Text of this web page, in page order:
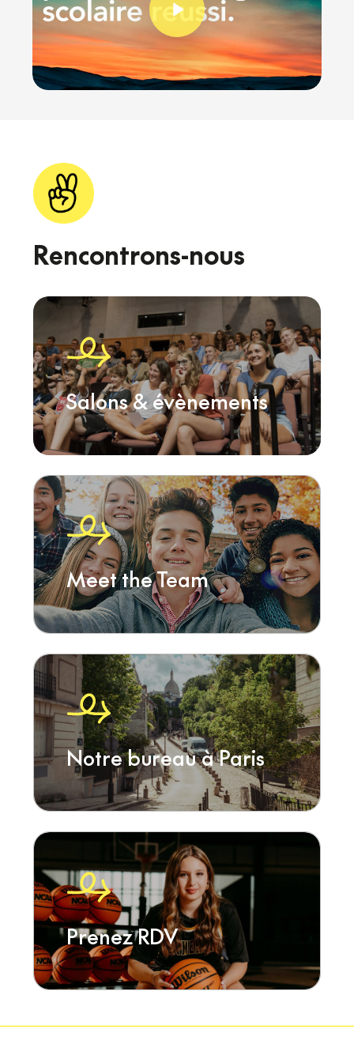
Rencontrons-nous
Salons & évènements
Meet the Team
Notre bureau à Paris
Prenez RDV